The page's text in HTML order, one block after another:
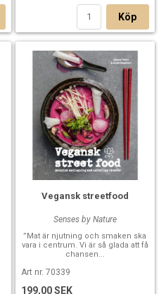
Köp
Vegansk streetfood
Senses by Nature
”Mat är njutning och smaken ska
vara i centrum. Vi är så glada att få
chansen...
Art nr. 70339
199,00 SEK